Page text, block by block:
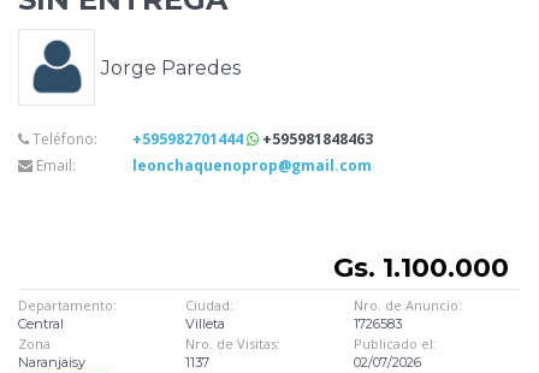
Jorge Paredes
Teléfono: +595982701444
+595981848463
Email:
leonchaquenoprop@gmail.com
Gs. 1.100.000
Departamento:
Central
Ciudad:
Villeta
Nro. de Anuncio:
1726583
Zona
Naranjaisy
Nro. de Visitas:
1137
Publicado el:
02/07/2026